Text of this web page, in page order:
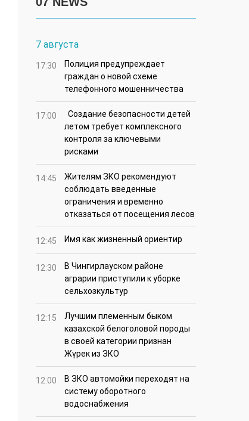
7 августа
17:30
Полиция предупреждает
граждан о новой схеме
телефонного мошенничества
17:00
Создание безопасности детей
летом требует комплексного
контроля за ключевыми
рисками
14:45
Жителям ЗКО рекомендуют
соблюдать введенные
ограничения и временно
отказаться от посещения лесов
12:45 Имя как жизненный ориентир
12:30
В Чингирлауском районе
аграрии приступили к уборке
сельхозкультур
12:15
Лучшим племенным быком
казахской белоголовой породы
в своей категории признан
Жүрек из ЗКО
12:00
В ЗКО автомойки переходят на
систему оборотного
водоснабжения